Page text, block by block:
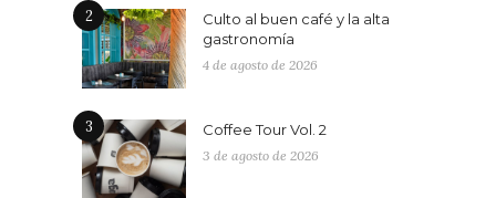
2
Culto al buen café y la alta
gastronomía
4 de agosto de 2026
3 Coffee Tour Vol. 2
3 de agosto de 2026